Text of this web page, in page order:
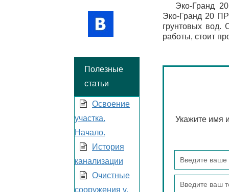
Полезные
статьи
Освоение
участка.
Начало.
История
канализации
Очистные
сооружения v.
Эко-Гранд
Эко-Гранд 20
грунтовых вод.
работы, стоит
Укажите имя